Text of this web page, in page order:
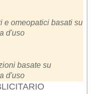
e omeopatici basati su
d'uso
basate su
d'uso